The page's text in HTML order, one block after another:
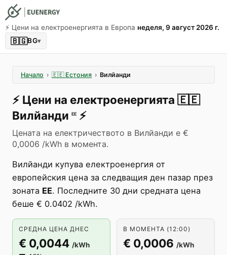
⚡️ Цени на електроенергията в Европа неделя, 9 август 2026 г.
🇧🇬BG▾
Начало › 🇪🇪 Естония › Вилйанди
⚡️ Цени на електроенергията 🇪🇪
Вилйанди EE ⚡️
Цената на електричеството в Вилйанди е €
0,0006 /kWh в момента.
Вилйанди купува електроенергия от
европейския цена за следващия ден пазар през
зоната EE. Последните 30 дни средната цена
беше € 0.0402 /kWh.
СРЕДНА ЦЕНА ДНЕС
€ 0,0044 /kWh
В МОМЕНТА (12:00)
€ 0,0006 /kWh